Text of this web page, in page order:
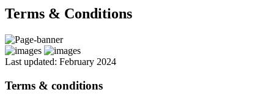
Terms & Conditions
Last updated: February 2024
Terms & conditions